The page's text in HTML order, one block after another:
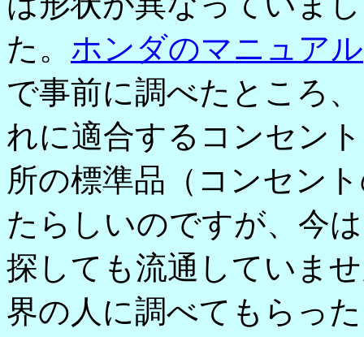
た。 ホンダのマニュアル
で事前に調べたところ
れに適合するコンセン
所の標準品（コンセン
たらしいのですが、今
探しても流通していま
界の人に調べてもらっ